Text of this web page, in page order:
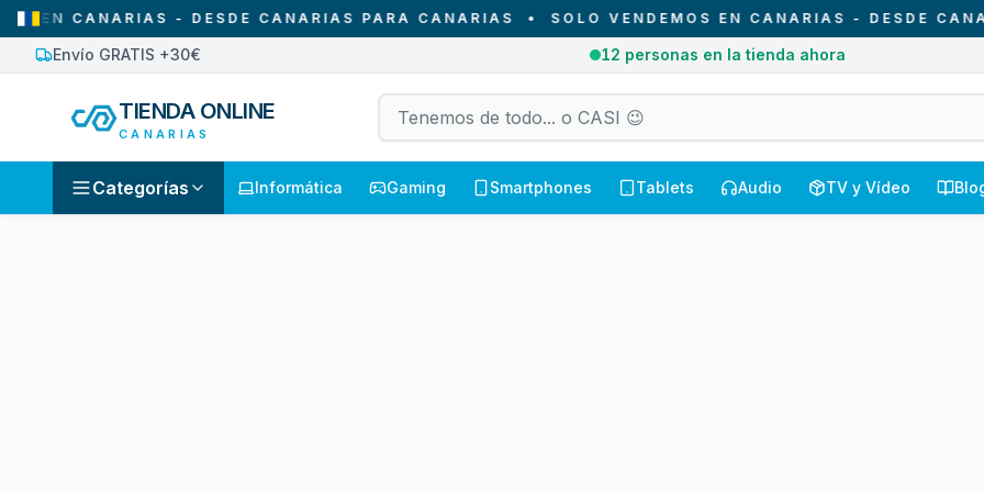
EN CANARIAS - DESDE CANARIAS PARA CANARIAS• SOLO VENDEMOS EN CANARIAS - DESDE
Envío GRATIS +30€ 12 personas en la tienda ahora
TIENDA ONLINE
CANARIAS
Categorías Informática Gaming Smartphones Tablets Audio TV y Vídeo